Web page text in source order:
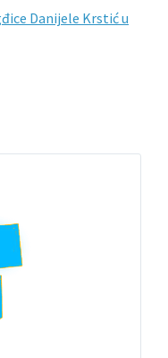
Danijele Krstić u